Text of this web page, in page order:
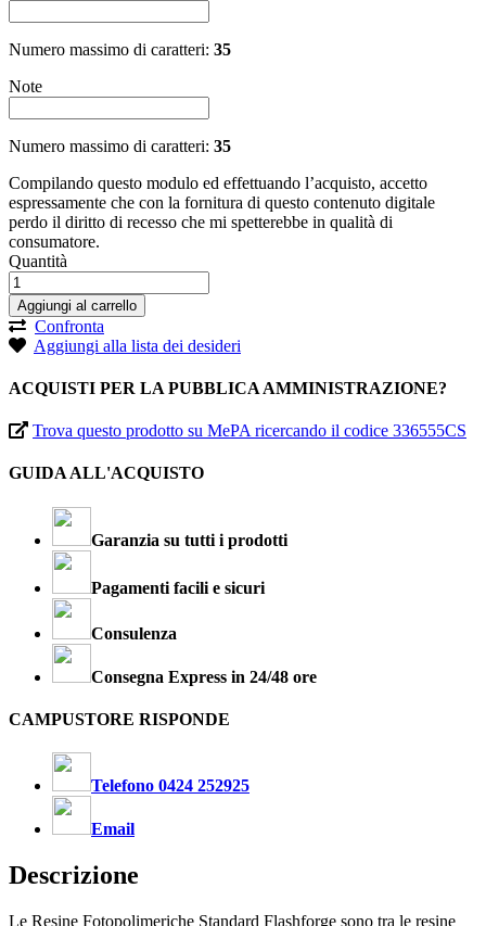
Numero massimo di caratteri: 35
Note
Numero massimo di caratteri: 35
Compilando questo modulo ed effettuando l’acquisto, accetto
espressamente che con la fornitura di questo contenuto digitale
perdo il diritto di recesso che mi spetterebbe in qualità di
consumatore.
Quantità
Aggiungi al carrello
Confronta
Aggiungi alla lista dei desideri
ACQUISTI PER LA PUBBLICA AMMINISTRAZIONE?
Trova questo prodotto su MePA ricercando il codice 336555CS
GUIDA ALL'ACQUISTO
Garanzia su tutti i prodotti
Pagamenti facili e sicuri
Consulenza
Consegna Express in 24/48 ore
CAMPUSTORE RISPONDE
Telefono 0424 252925
Email
Descrizione
Le Resine Fotopolimeriche Standard Flashforge sono tra le resine